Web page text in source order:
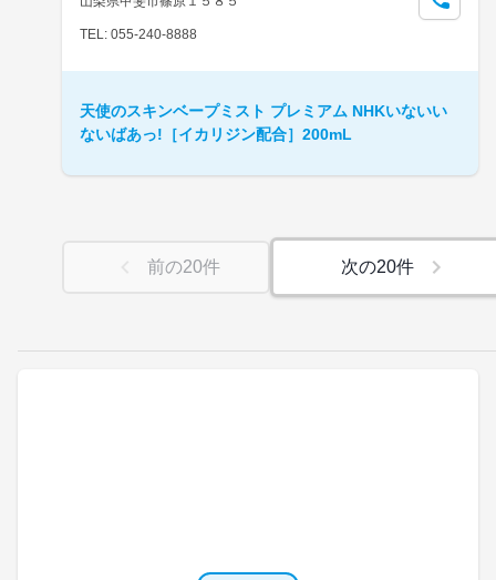
TEL: 055-240-8888
天使のスキンベープミスト プレミアム NHKいないい
ないばあっ!［イカリジン配合］200mL
前の20件 次の20件